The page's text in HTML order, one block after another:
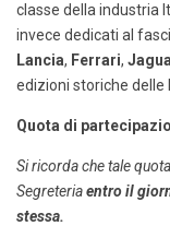
classe della industria
invece dedicati al
Lancia, Ferrari,
edizioni storiche delle
Quota di
Si ricorda che tale
Segreteriaentro il
stessa.